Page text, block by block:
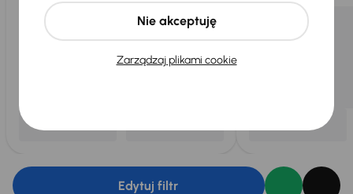
Edytuj filtr
Zarządzaj plikami cookie
Nie akceptuję